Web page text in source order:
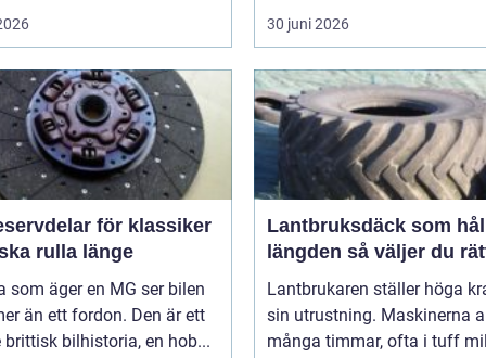
30 juni 2026
för klassiker
rulla länge
som äger en MG ser bilen
än ett fordon. Den är ett
brittisk bilhistoria, en hob...
Lantbruksdäck som
längden så väljer du
Lantbrukaren ställer höga
sin utrustning. Maskinerna
många timmar, ofta i tuff